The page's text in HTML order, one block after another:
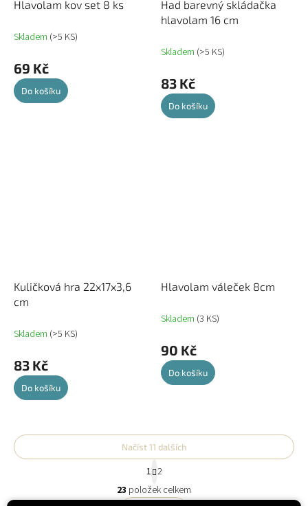
Hlavolam kov set 8 ks
Skladem (>5 KS)
69 Kč
Do košíku
Had barevný skládačka
hlavolam 16 cm
Skladem (>5 KS)
83 Kč
Do košíku
Kuličková hra 22x17x3,6
cm
Skladem (>5 KS)
83 Kč
Do košíku
Hlavolam váleček 8cm
Skladem (3 KS)
90 Kč
Do košíku
O
v
Načíst 11 dalších
t
r
á
1 2
23 položek celkem